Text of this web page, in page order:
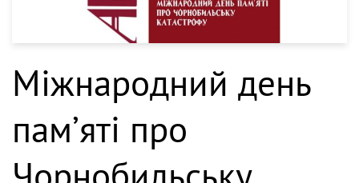
Міжнародний день
пам’яті про